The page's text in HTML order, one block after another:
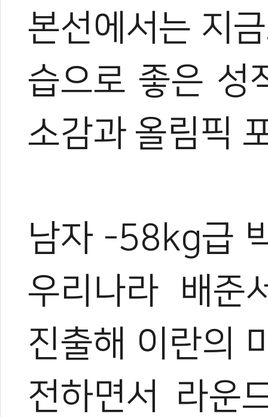
본선에서는 지
습으로 좋은 성
소감과 올림픽
남자 -58kg급
우리나라 배준
진출해 이란의
전하면서 라운